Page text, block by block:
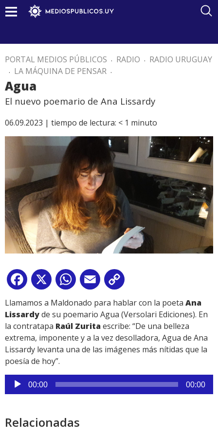
PORTAL MEDIOS PÚBLICOS . RADIO . RADIO URUGUAY
. LA MÁQUINA DE PENSAR .
Agua
El nuevo poemario de Ana Lissardy
06.09.2023 | tiempo de lectura: < 1 minuto
Facebook
X WhatsApp
Email
Link
Llamamos a Maldonado para hablar con la poeta Ana
Lissardyde su poemario Agua (Versolari Ediciones). En
la contratapa Raúl Zurita escribe: “De una belleza
extrema, imponente y a la vez desolladora, Agua de Ana
Lissardy levanta una de las imágenes más nítidas que la
poesía de hoy”.
Reproductor
de
00:00 00:00
Relacionadas